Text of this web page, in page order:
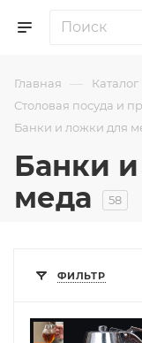
Главная — Каталог
Столовая посуда и
Банки и ложки для
Банки
меда
58
ФИЛЬТР